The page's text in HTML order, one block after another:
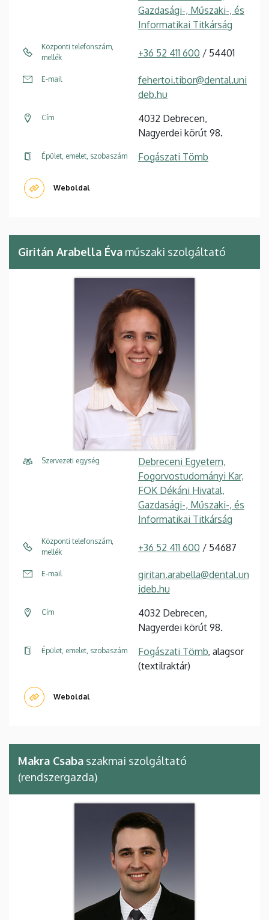
Gazdasági-, Műszaki-, és
Informatikai Titkárság
Központi telefonszám,
mellék
+36 52 411 600 / 54401
E-mail
fehertoi.tibor@dental.uni
deb.hu
Cím
4032 Debrecen,
Nagyerdei körút 98.
Épület, emelet, szobaszám Fogászati Tömb
Weboldal
Giritán Arabella Éva műszaki szolgáltató
Szervezeti egység
Debreceni Egyetem,
Fogorvostudományi Kar,
FOK Dékáni Hivatal,
Gazdasági-, Műszaki-, és
Informatikai Titkárság
Központi telefonszám,
mellék
+36 52 411 600 / 54687
E-mail
giritan.arabella@dental.un
ideb.hu
Cím
4032 Debrecen,
Nagyerdei körút 98.
Épület, emelet, szobaszám Fogászati Tömb, alagsor
(textilraktár)
Weboldal
Makra Csaba szakmai szolgáltató
(rendszergazda)